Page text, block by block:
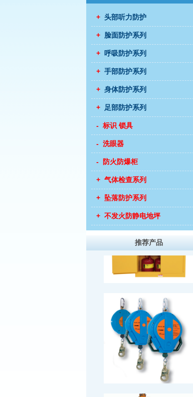
+ 头部听力防护
+ 脸面防护系列
+ 呼吸防护系列
+ 手部防护系列
+ 身体防护系列
+ 足部防护系列
- 标识 锁具
- 洗眼器
- 防火防爆柜
+ 气体检查系列
+ 坠落防护系列
+ 不发火防静电地坪
推荐产品